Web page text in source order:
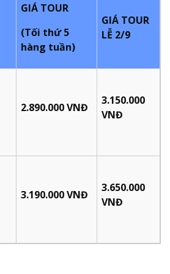
GIÁ TOUR
(Tối thứ 5
hàng tuần)
GIÁ TOUR
LỄ 2/9
2.890.000 VNĐ
3.150.000
VNĐ
3.190.000 VNĐ
3.650.000
VNĐ